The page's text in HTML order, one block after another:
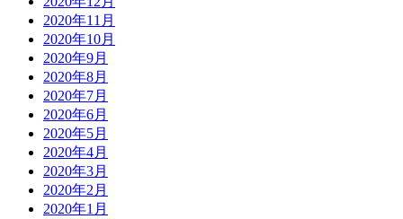
2020年11月
2020年10月
2020年9月
2020年8月
2020年7月
2020年6月
2020年5月
2020年4月
2020年3月
2020年2月
2020年1月